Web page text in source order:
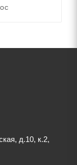
д.10, к.2,